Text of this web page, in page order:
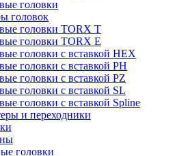
головки
головок
головки TORX T
головки TORX Е
головки с вставкой HEX
головки с вставкой PH
головки с вставкой PZ
головки с вставкой SL
головки с вставкой Spline
и переходники
головки